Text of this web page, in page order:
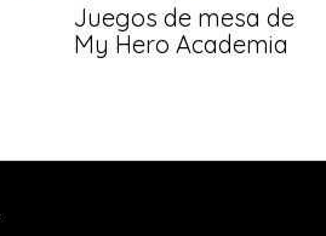
Juegos de mesa de
My Hero Academia